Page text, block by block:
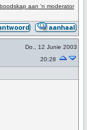
aan 'n moderator
Do., 12 Junie 2003
20:28